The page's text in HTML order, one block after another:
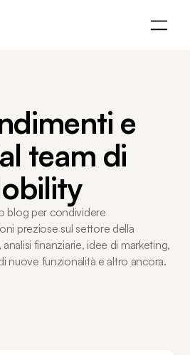
e
team di
blog per condividere
preziose sul settore della
finanziarie, idee di marketing,
nuove funzionalità e altro ancora.